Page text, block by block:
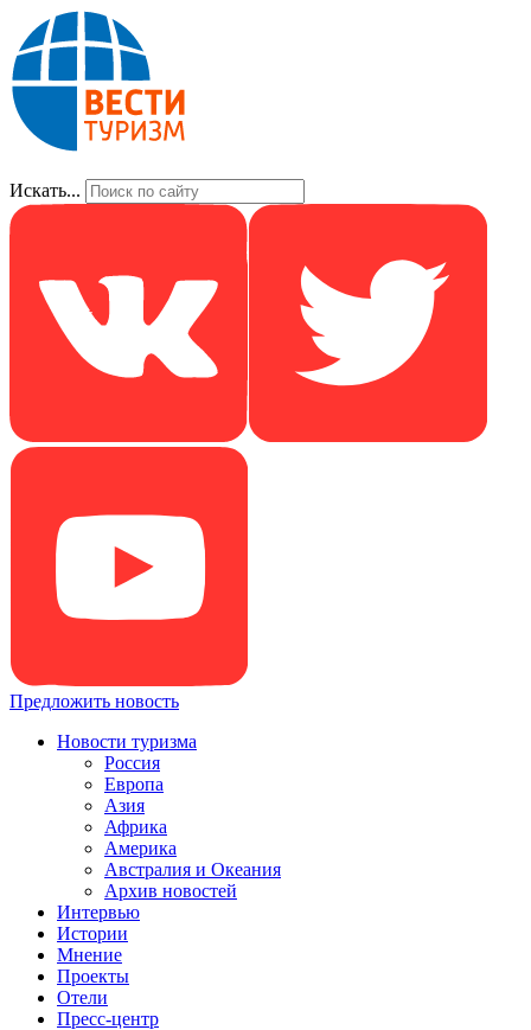
Искать...
Предложить новость
Новости туризма
Россия
Европа
Азия
Африка
Америка
Австралия и Океания
Архив новостей
Интервью
Истории
Мнение
Проекты
Отели
Пресс-центр